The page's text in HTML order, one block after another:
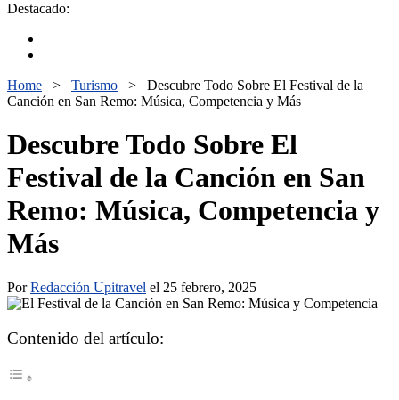
Destacado:
Home > Turismo > Descubre Todo Sobre El Festival de la
Canción en San Remo: Música, Competencia y Más
Descubre Todo Sobre El
Festival de la Canción en San
Remo: Música, Competencia y
Más
PorRedacción Upitravel el 25 febrero, 2025
Contenido del artículo: